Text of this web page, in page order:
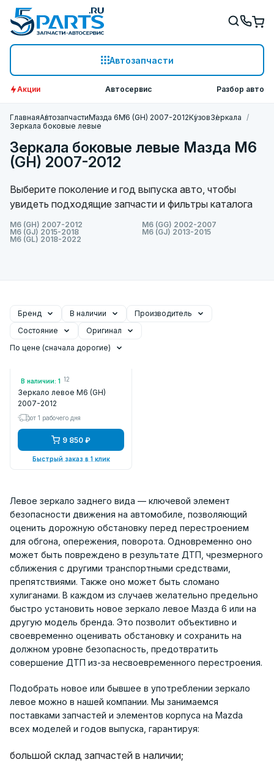
Автозапчасти
Акции Автосервис Разбор авто
ГлавнаяАвтозапчастиМазда 6M6 (GH) 2007-2012КузовЗеркала
Зеркала боковые левые
Зеркала боковые левые Мазда M6
(GH) 2007-2012
Выберите поколение и год выпуска авто, чтобы
увидеть подходящие запчасти и фильтры каталога
M6 (GH) 2007-2012
M6 (GG) 2002-2007
M6 (GJ) 2015-2018
M6 (GJ) 2013-2015
M6 (GL) 2018-2022
Бренд В наличии
Производитель
Состояние
Оригинал
По цене (сначала дорогие)
В наличии: 1
Арт.: FLMZ78412
Зеркало левое M6 (GH)
2007-2012
от 1 рабочего дня
9 850 ₽
Быстрый заказ в 1 клик
Левое зеркало заднего вида — ключевой элемент
безопасности движения на автомобиле, позволяющий
оценить дорожную обстановку перед перестроением
для обгона, опережения, поворота. Одновременно оно
может быть повреждено в результате ДТП, чрезмерного
сближения с другими транспортными средствами,
препятствиями. Также оно может быть сломано
хулиганами. В каждом из случаев желательно предельно
быстро установить новое зеркало левое Мазда 6 или на
другую модель бренда. Это позволит объективно и
своевременно оценивать обстановку и сохранить на
должном уровне безопасность, предотвратить
совершение ДТП из-за несвоевременного перестроения.
Подобрать новое или бывшее в употреблении зеркало
левое можно в нашей компании. Мы занимаемся
поставками запчастей и элементов корпуса на Mazda
всех моделей и годов выпуска, гарантируя:
большой склад запчастей в наличии;